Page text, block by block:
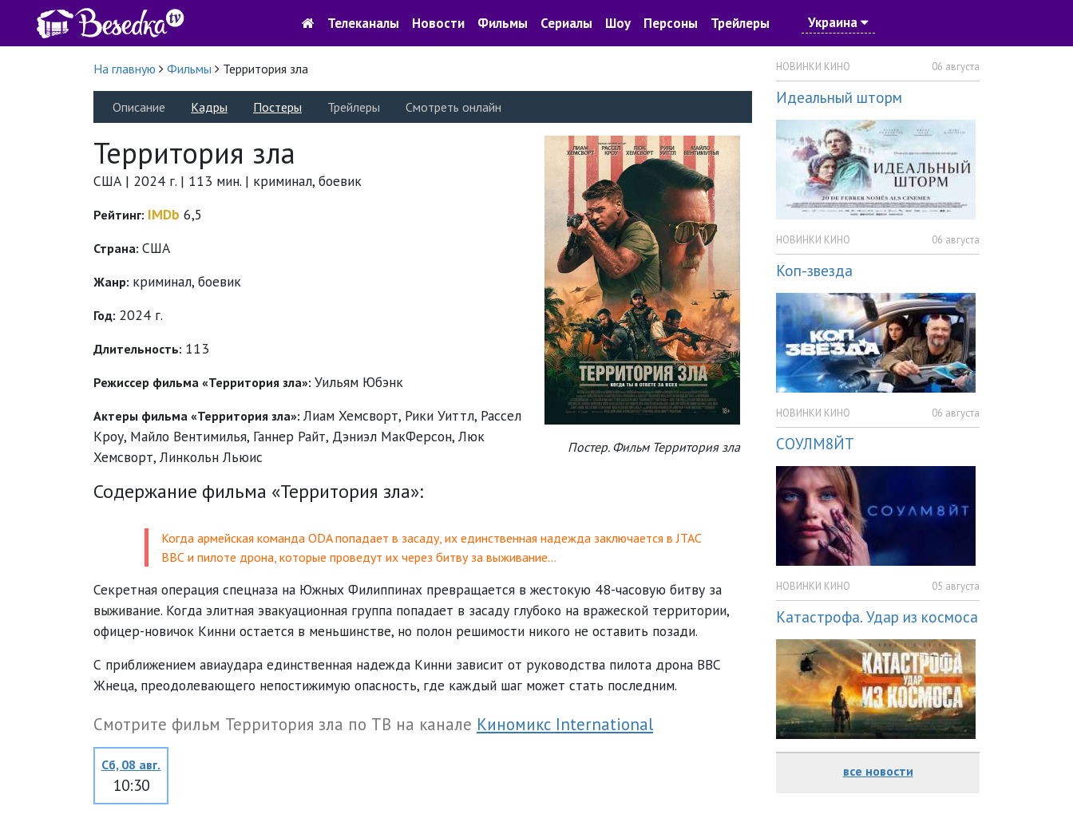
Телеканалы Новости Фильмы Сериалы Шоу Персоны Трейлеры Украина
На главную Фильмы Территория зла
Описание Кадры Постеры Трейлеры Смотреть онлайн
Постер. Фильм Территория зла
Территория зла
США | 2024 г. | 113 мин. | криминал, боевик
Рейтинг: IMDb 6,5
Страна: США
Жанр: криминал, боевик
Год: 2024 г.
Длительность: 113
Режиссер фильма «Территория зла»: Уильям Юбэнк
Актеры фильма «Территория зла»: Лиам Хемсворт, Рики Уиттл, Рассел
Кроу, Майло Вентимилья, Ганнер Райт, Дэниэл МакФерсон, Люк
Хемсворт, Линкольн Льюис
Содержание фильма «Территория зла»:
Когда армейская команда ODA попадает в засаду, их единственная надежда заключается в JTAC
ВВС и пилоте дрона, которые проведут их через битву за выживание…
Секретная операция спецназа на Южных Филиппинах превращается в жестокую 48-часовую битву за
выживание. Когда элитная эвакуационная группа попадает в засаду глубоко на вражеской территории,
офицер-новичок Кинни остается в меньшинстве, но полон решимости никого не оставить позади.
С приближением авиаудара единственная надежда Кинни зависит от руководства пилота дрона ВВС
Жнеца, преодолевающего непостижимую опасность, где каждый шаг может стать последним.
Смотрите фильм Территория зла по ТВ на канале Киномикс International
Сб, 08 авг.
10:30
НОВИНКИ КИНО 06 августа
Идеальный шторм
НОВИНКИ КИНО 06 августа
Коп-звезда
НОВИНКИ КИНО 06 августа
СОУЛМ8ЙТ
НОВИНКИ КИНО 05 августа
Катастрофа. Удар из космоса
все новости